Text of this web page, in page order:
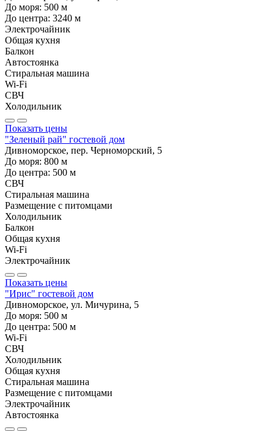
До моря: 500 м
До центра: 3240 м
Электрочайник
Общая кухня
Балкон
Автостоянка
Стиральная машина
Wi-Fi
СВЧ
Холодильник
Показать цены
"Зеленый рай" гостевой дом
Дивноморское, пер. Черноморский, 5
До моря: 800 м
До центра: 500 м
СВЧ
Стиральная машина
Размещение с питомцами
Холодильник
Балкон
Общая кухня
Wi-Fi
Электрочайник
Показать цены
"Ирис" гостевой дом
Дивноморское, ул. Мичурина, 5
До моря: 500 м
До центра: 500 м
Wi-Fi
СВЧ
Холодильник
Общая кухня
Стиральная машина
Размещение с питомцами
Электрочайник
Автостоянка